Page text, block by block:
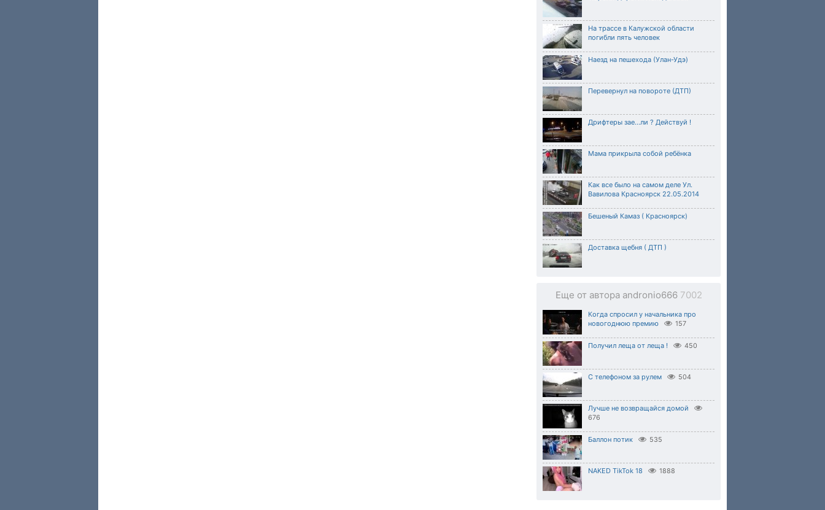
На трассе в Калужской области
погибли пять человек
Наезд на пешехода (Улан-Удэ)
Перевернул на повороте (ДТП)
Дрифтеры зае...ли ? Действуй !
Мама прикрыла собой ребёнка
Как все было на самом деле Ул.
Вавилова Красноярск 22.05.2014
Бешеный Камаз ( Красноярск)
Доставка щебня ( ДТП )
Еще от автора andronio666 7002
Когда спросил у начальника про
новогоднюю премию
157
Получил леща от леща ! 450
С телефоном за рулем 504
Лучше не возвращайся домой
676
Баллон потик 535
NAKED TikTok 18 1888